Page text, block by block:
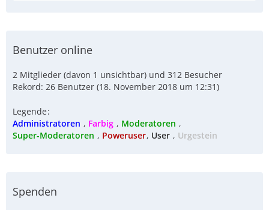
Benutzer online
2 Mitglieder (davon 1 unsichtbar) und 312 Besucher
Rekord: 26 Benutzer (18. November 2018 um 12:31)
Legende
Administratoren
Farbig
Moderatoren
Super-Moderatoren
Poweruser User Urgestein
Spenden